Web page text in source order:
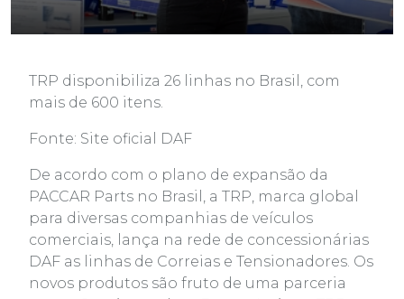
TRP disponibiliza 26 linhas no Brasil, com
mais de 600 itens.
Fonte: Site oficial DAF
De acordo com o plano de expansão da
PACCAR Parts no Brasil, a TRP, marca global
para diversas companhias de veículos
comerciais, lança na rede de concessionárias
DAF as linhas de Correias e Tensionadores. Os
novos produtos são fruto de uma parceria